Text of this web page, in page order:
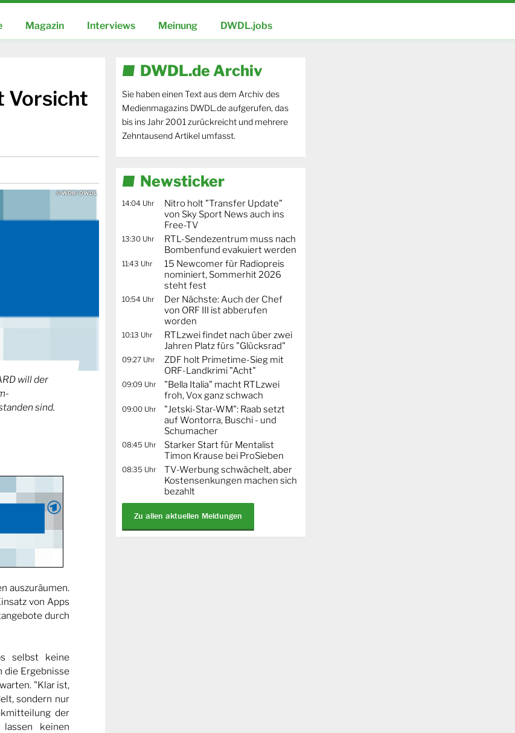
Magazin Interviews Meinung DWDL.jobs
Vorsicht
© WDR/ DWDL
will der
sind.
auszuräumen.
von Apps
durch
selbst keine
die Ergebnisse
"Klar ist,
sondern nur
der
keinen
DWDL.de Archiv
Sie haben einen Text aus dem Archiv des
Medienmagazins DWDL.de aufgerufen, das
bis ins Jahr 2001 zurückreicht und mehrere
Zehntausend Artikel umfasst.
Newsticker
14:04 Uhr
Nitro holt "Transfer Update"
von Sky Sport News auch ins
Free-TV
13:30 Uhr
RTL-Sendezentrum muss nach
Bombenfund evakuiert werden
11:43 Uhr
15 Newcomer für Radiopreis
nominiert, Sommerhit 2026
steht fest
10:54 Uhr
Der Nächste: Auch der Chef
von ORF III ist abberufen
worden
10:13 Uhr
RTLzwei findet nach über zwei
Jahren Platz fürs "Glücksrad"
09:27 Uhr
ZDF holt Primetime-Sieg mit
ORF-Landkrimi "Acht"
09:09 Uhr
"Bella Italia" macht RTLzwei
froh, Vox ganz schwach
09:00 Uhr
"Jetski-Star-WM": Raab setzt
auf Wontorra, Buschi - und
Schumacher
08:45 Uhr
Starker Start für Mentalist
Timon Krause bei ProSieben
08:35 Uhr
TV-Werbung schwächelt, aber
Kostensenkungen machen sich
bezahlt
Zu allen aktuellen Meldungen